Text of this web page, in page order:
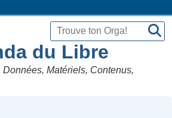
du Libre
Données, Matériels, Contenus,